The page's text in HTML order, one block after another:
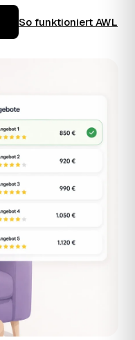
So funktioniert AWL